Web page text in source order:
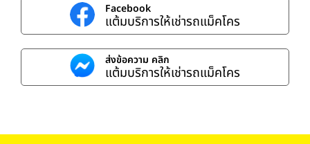
Facebook
แต้มบริการให้เช่ารถแม็คโคร
ส่งข้อความ คลิก
แต้มบริการให้เช่ารถแม็คโคร